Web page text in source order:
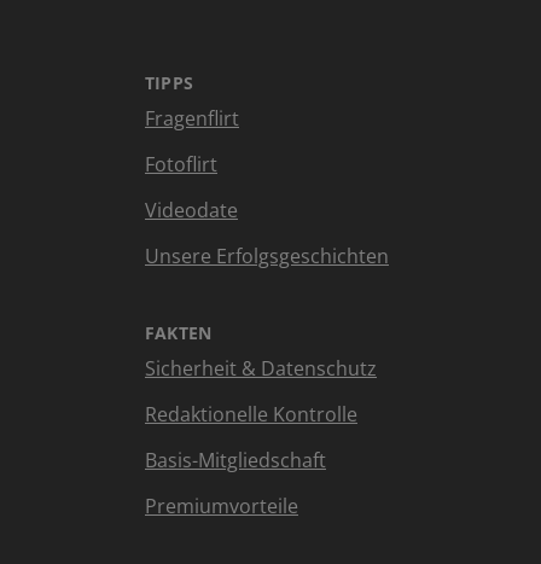
TIPPS
Fragenflirt
Fotoflirt
Videodate
Unsere Erfolgsgeschichten
FAKTEN
Sicherheit & Datenschutz
Redaktionelle Kontrolle
Basis-Mitgliedschaft
Premiumvorteile